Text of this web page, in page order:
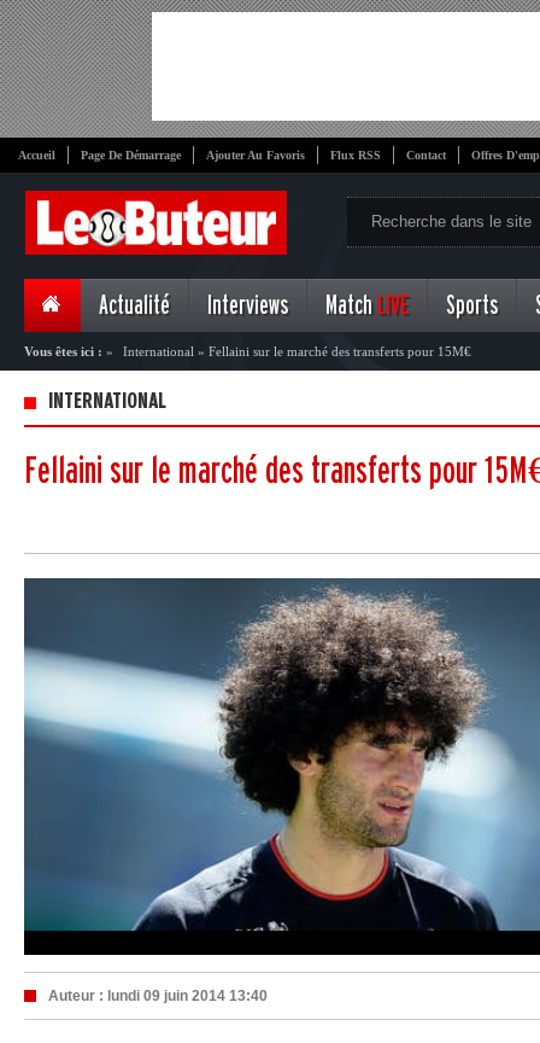
Accueil Page De Démarrage Ajouter Au Favoris Flux RSS Contact Offres
Actualité Interviews Match LIVE Sports
Vous êtes ici : » International » Fellaini sur le marché des transferts pour 15M€
INTERNATIONAL
Fellaini sur le marché des transferts pour
Auteur : lundi 09 juin 2014 13:40